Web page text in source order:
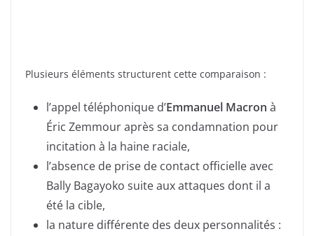
Plusieurs éléments structurent cette comparaison :
l’appel téléphonique d’Emmanuel Macron à
Éric Zemmour après sa condamnation pour
incitation à la haine raciale,
l’absence de prise de contact officielle avec
Bally Bagayoko suite aux attaques dont il a
été la cible,
la nature différente des deux personnalités :